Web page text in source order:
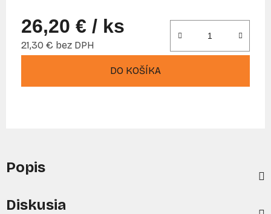
26,20 € / ks
21,30 € bez DPH
DO KOŠÍKA
Popis
Diskusia